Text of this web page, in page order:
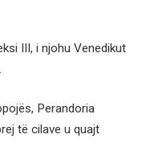
III, i njohu Venedikut
Perandoria
të cilave u quajt